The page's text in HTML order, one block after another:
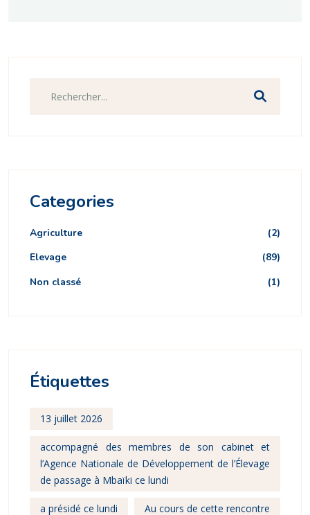
Categories
Agriculture
(2)
Elevage
(89)
Non classé
(1)
Étiquettes
13 juillet 2026
accompagné des membres de son cabinet et
l’Agence Nationale de Développement de l’Élevage
de passage à Mbaïki ce lundi
a présidé ce lundi Au cours de cette rencontre